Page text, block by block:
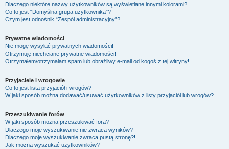
Dlaczego niektóre nazwy użytkowników są wyświetlane innymi kolorami?
Co to jest “Domyślna grupa użytkownika”?
Czym jest odnośnik “Zespół administracyjny”?
Prywatne wiadomości
Nie mogę wysyłać prywatnych wiadomości!
Otrzymuję niechciane prywatne wiadomości!
Otrzymałem/otrzymałam spam lub obraźliwy e-mail od kogoś z tej witryny!
Przyjaciele i wrogowie
Co to jest lista przyjaciół i wrogów?
W jaki sposób można dodawać/usuwać użytkowników z listy przyjaciół lub wrogów?
Przeszukiwanie forów
W jaki sposób można przeszukiwać fora?
Dlaczego moje wyszukiwanie nie zwraca wyników?
Dlaczego moje wyszukiwanie zwraca pustą stronę?!
Jak można wyszukać użytkowników?